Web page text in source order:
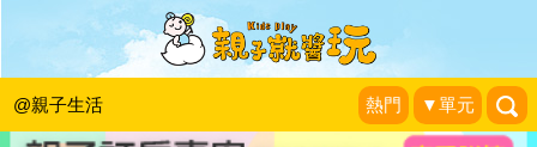
@親子生活 熱門 ▼單元
伊勢、志摩、鳥羽&三重縣，精選52處
之夢想達陣親子景點～
睡天使醒惡魔成長日誌|2016-07-19